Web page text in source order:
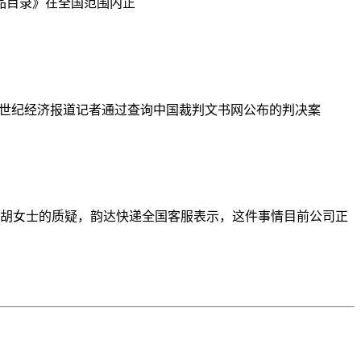
纪经济报道记者通过查询中国裁判文书网公布的判决案
女士的质疑，韵达快递全国客服表示，这件事情目前公司正